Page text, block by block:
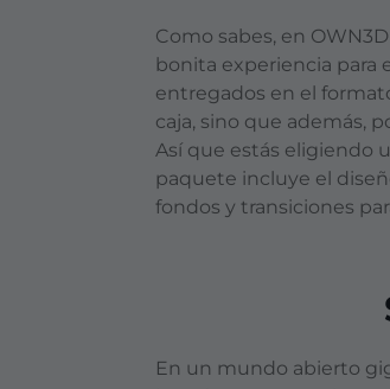
Como sabes, en
bonita experiencia para
entregados en el
caja, sino que además,
Así que estás eligiendo
paquete incluye el
fondos y transiciones
En un mundo abierto